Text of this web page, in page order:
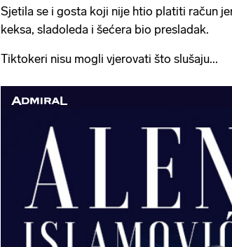
Sjetila se i gosta koji nije htio platiti račun
keksa, sladoleda i šećera bio presladak.
Tiktokeri nisu mogli vjerovati što slušaju...